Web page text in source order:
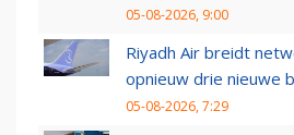
05-08-2026, 9:00
Riyadh Air breidt
opnieuw drie nieuwe
05-08-2026, 7:29